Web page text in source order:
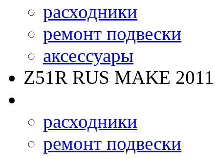
расходники
ремонт подвески
аксессуары
Z51R RUS MAKE 2011
расходники
ремонт подвески